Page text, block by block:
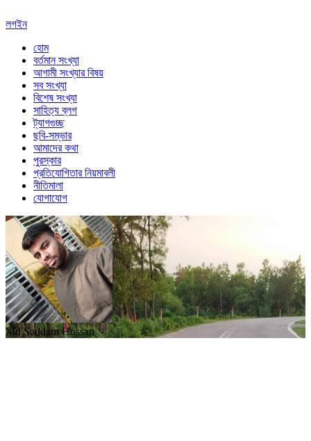
লগইন
হোম
বর্তমান সংখ্যা
আগামী সংখ্যার বিষয়
সব সংখ্যা
বিশেষ সংখ্যা
সাহিত্য ব্লগ
ট্যাগগুচ্ছ
ছবি-সম্ভার
আমাদের কথা
পুরস্কার
প্রতিযোগিতার নিয়মাবলী
নীতিমালা
যোগাযোগ
Md Saddam Hossan